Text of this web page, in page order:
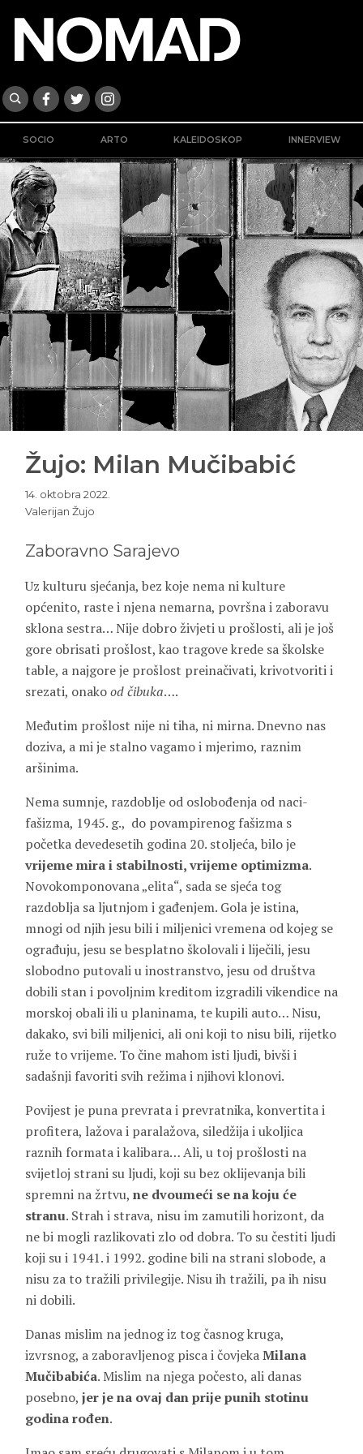
SOCIO ARTO KALEIDOSKOP INNERVIEW
Žujo: Milan Mučibabić
14. oktobra 2022.
Valerijan Žujo
Zaboravno Sarajevo
Uz kulturu sjećanja, bez koje nema ni kulture
općenito, raste i njena nemarna, površna i zaboravu
sklona sestra… Nije dobro živjeti u prošlosti, ali je još
gore obrisati prošlost, kao tragove krede sa školske
table, a najgore je prošlost preinačivati, krivotvoriti i
srezati, onakood čibuka….
Međutim prošlost nije ni tiha, ni mirna. Dnevno nas
doziva, a mi je stalno vagamo i mjerimo, raznim
aršinima.
Nema sumnje, razdoblje od oslobođenja od naci-
fašizma, 1945. g., do povampirenog fašizma s
početka devedesetih godina 20. stoljeća, bilo je
vrijeme mira i stabilnosti, vrijeme optimizma.
Novokomponovana „elita“, sada se sjeća tog
razdoblja sa ljutnjom i gađenjem. Gola je istina,
mnogi od njih jesu bili i miljenici vremena od kojeg se
ograđuju, jesu se besplatno školovali i liječili, jesu
slobodno putovali u inostranstvo, jesu od društva
dobili stan i povoljnim kreditom izgradili vikendice na
morskoj obali ili u planinama, te kupili auto… Nisu,
dakako, svi bili miljenici, ali oni koji to nisu bili, rijetko
ruže to vrijeme. To čine mahom isti ljudi, bivši i
sadašnji favoriti svih režima i njihovi klonovi.
Povijest je puna prevrata i prevratnika, konvertita i
profitera, lažova i paralažova, siledžija i ukoljica
raznih formata i kalibara… Ali, u toj prošlosti na
svijetloj strani su ljudi, koji su bez oklijevanja bili
spremni na žrtvu, ne dvoumeći se na koju će
stranu. Strah i strava, nisu im zamutili horizont, da
ne bi mogli razlikovati zlo od dobra. To su čestiti ljudi
koji su i 1941. i 1992. godine bili na strani slobode, a
nisu za to tražili privilegije. Nisu ih tražili, pa ih nisu
ni dobili.
Danas mislim na jednog iz tog časnog kruga,
izvrsnog, a zaboravljenog pisca i čovjekaMilana
Mučibabića. Mislim na njega počesto, ali danas
posebno, jer je na ovaj dan prije punih stotinu
godina rođen.